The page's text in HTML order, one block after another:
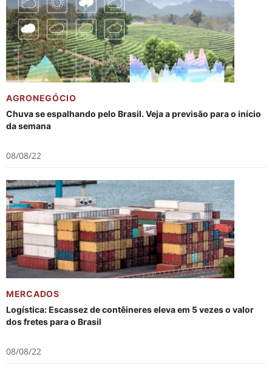
AGRONEGÓCIO
Chuva se espalhando pelo Brasil. Veja a previsão para o início
da semana
08/08/22
MERCADOS
Logística: Escassez de contêineres eleva em 5 vezes o valor
dos fretes para o Brasil
08/08/22